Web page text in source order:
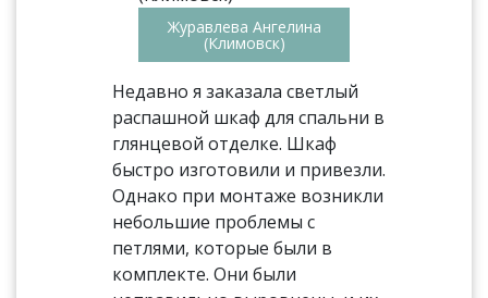
Журавлева Ангелина
(Климовск)
Недавно я заказала светлый
распашной шкаф для спальни в
глянцевой отделке. Шкаф
быстро изготовили и привезли.
Однако при монтаже возникли
небольшие проблемы с
петлями, которые были в
комплекте. Они были